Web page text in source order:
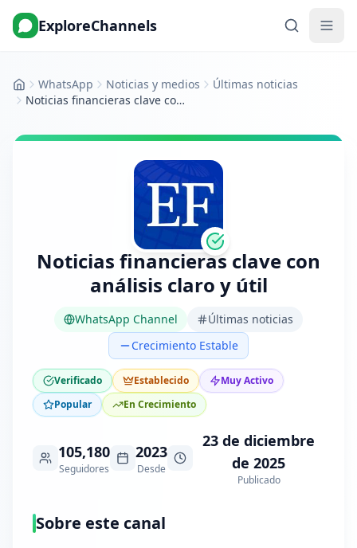
ExploreChannels
InicioWhatsApp Noticias y medios
Últimas noticias
Noticias financieras clave con análisis claro y útil
Noticias financieras clave con
análisis claro y útil
WhatsApp Channel
Últimas noticias
Crecimiento Estable
Verificado Establecido
Muy Activo
Popular
En Crecimiento
105,180
Seguidores
2023
Desde
23 de diciembre
de 2025
Publicado
Sobre este canal